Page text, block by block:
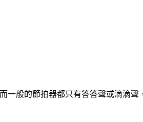
般的節拍器都只有答答聲或滴滴